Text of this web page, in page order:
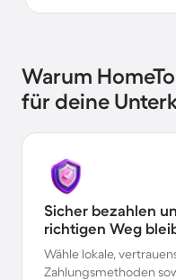
Warum
für deine
Sicher bezahlen
richtigen Weg
Wähle lokale,
Zahlungsmethoden